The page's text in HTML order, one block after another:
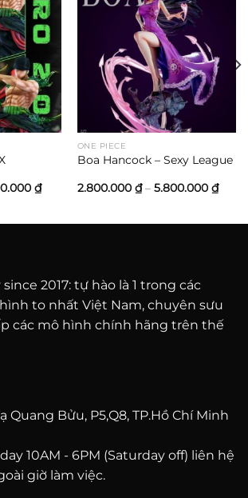
₫Khoảng
giá:
đến
ONE PIECE
Boa Hancock – Sexy League
2.800.000 ₫ – 5.800.000 ₫
giá:
đến
2017: tự hào là 1 trong các
to nhất Việt Nam, chuyên sưu
các mô hình chính hãng trên thế
Quang Bửu, P5,Q8, TP.Hồ Chí Minh
10AM - 6PM (Saturday off) liên hệ
giờ làm việc.